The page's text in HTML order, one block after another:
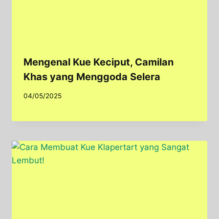
Mengenal Kue Keciput, Camilan
Khas yang Menggoda Selera
04/05/2025